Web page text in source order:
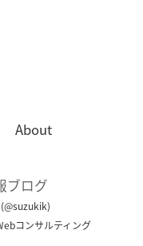
About
ブログ
@suzukik)
コンサルティング